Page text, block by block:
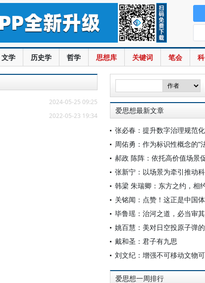
文学 历史学 哲学 思想库 关键词 笔会
2024-05-25 09:25
2022-05-23 19:34
爱思想最新文章
张必春：提升数字治理规范
姚百慧：美对日空投原子弹
戴和圣：君子有九思
爱思想一周排行